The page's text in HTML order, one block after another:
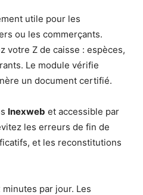
utile pour les
ou les commerçants.
votre Z de caisse : espèces,
Le module vérifie
un document certifié.
Inexweb et accessible par
les erreurs de fin de
et les reconstitutions
par jour. Les